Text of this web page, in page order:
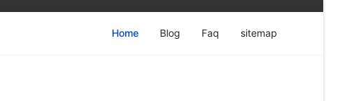
Home Blog Faq sitemap